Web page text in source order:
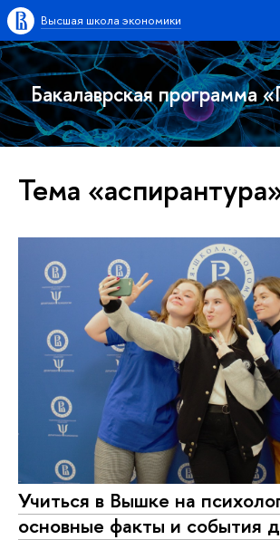
Высшая школа экономики
Бакалаврская программа
Тема
Учиться в Вышке на
основные факты и события